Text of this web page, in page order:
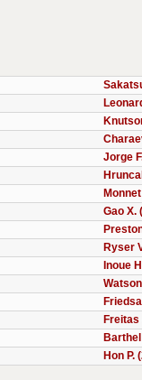
Jorge
Gao X.
Ryser
Inoue
Freitas
Hon P.